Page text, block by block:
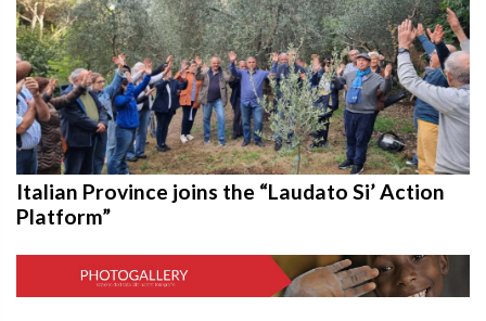
Italian Province joins the “Laudato Si’ Action
Platform”